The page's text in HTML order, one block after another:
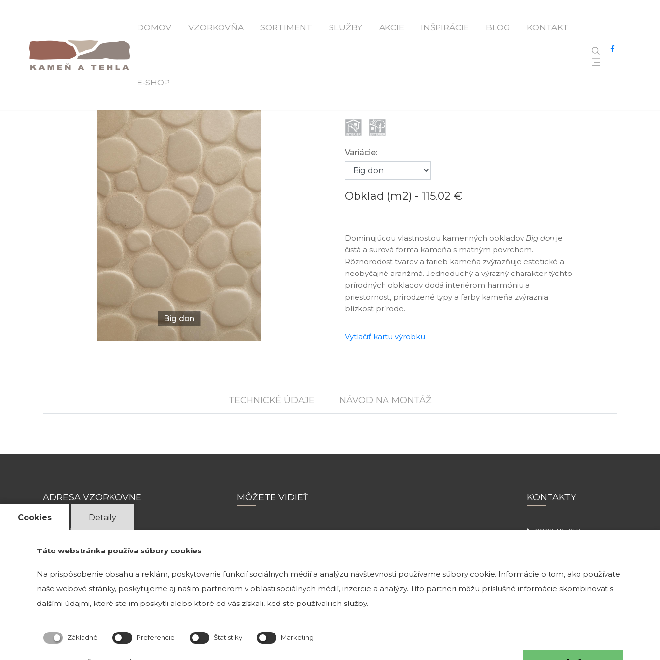
DOMOV VZORKOVŇA SORTIMENT SLUŽBY AKCIE INŠPIRÁCIE BLOG KONTAKT
E-SHOP
Domov Big Don
Big don
Variácie:
Obklad (m2) - 115.02 €
Dominujúcou vlastnosťou kamenných obkladov Big don je
čistá a surová forma kameňa s matným povrchom.
Rôznorodosť tvarov a farieb kameňa zvýrazňuje estetické a
neobyčajné aranžmá. Jednoduchý a výrazný charakter týchto
prírodných obkladov dodá interiérom harmóniu a
priestornosť, prirodzené typy a farby kameňa zvýraznia
blízkosť prírode.
Vytlačiť kartu výrobku
TECHNICKÉ ÚDAJE NÁVOD NA MONTÁŽ
ADRESA VZORKOVNE
Magnetová 13
Kristína Mravcová- KriMRock
023 57 Podvysoká
IČO: 53829191
MÔŽETE VIDIEŤ
v našej exteriérovej vzorkovni v Bratislave na Magnetovej ulici č. 13,
ktorá je k nahliadnutiu v prac. dňoch od 8 h do 18h
Predajňa je otvorená Po-Pia od 8:00 do 16:00
KONTAKTY
0902 115 974
Cookies Detaily
Táto webstránka používa súbory cookies
Na prispôsobenie obsahu a reklám, poskytovanie funkcií sociálnych médií a analýzu návštevnosti používame súbory cookie. Informácie o tom, ako používate
naše webové stránky, poskytujeme aj našim partnerom v oblasti sociálnych médií, inzercie a analýzy. Títo partneri môžu príslušné informácie skombinovať s
ďalšími údajmi, ktoré ste im poskytli alebo ktoré od vás získali, keď ste používali ich služby.
Základné Preferencie Štatistiky Marketing